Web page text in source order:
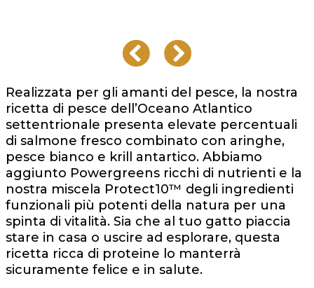
Realizzata per gli amanti del pesce, la nostra
ricetta di pesce dell’Oceano Atlantico
settentrionale presenta elevate percentuali
di salmone fresco combinato con aringhe,
pesce bianco e krill antartico. Abbiamo
aggiunto Powergreens ricchi di nutrienti e la
nostra miscela Protect10™ degli ingredienti
funzionali più potenti della natura per una
spinta di vitalità. Sia che al tuo gatto piaccia
stare in casa o uscire ad esplorare, questa
ricetta ricca di proteine ​​lo manterrà
sicuramente felice e in salute.